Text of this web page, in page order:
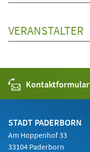
VERANSTALTER
Kontaktformular
STADT PADERBORN
Am Hoppenhof 33
33104 Paderborn